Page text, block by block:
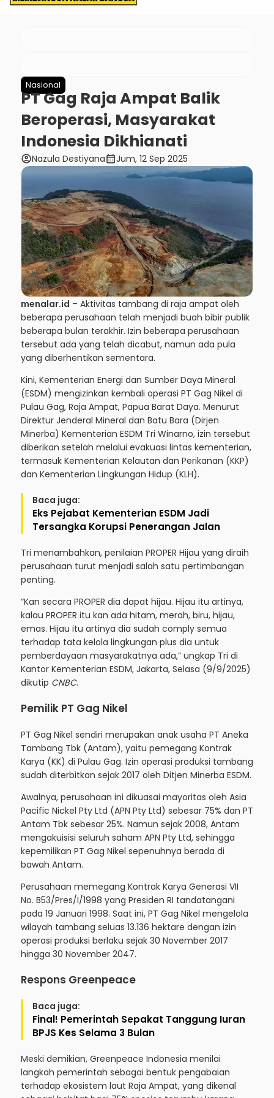
Nasional
PT Gag Raja Ampat Balik
Beroperasi, Masyarakat
Indonesia Dikhianati
account_circleNazula Destiyanacalendar_monthJum, 12 Sep 2025
menalar.id – Aktivitas tambang di raja ampat oleh
beberapa perusahaan telah menjadi buah bibir publik
beberapa bulan terakhir. Izin beberapa perusahaan
tersebut ada yang telah dicabut, namun ada pula
yang diberhentikan sementara.
Kini, Kementerian Energi dan Sumber Daya Mineral
(ESDM) mengizinkan kembali operasi PT Gag Nikel di
Pulau Gag, Raja Ampat, Papua Barat Daya. Menurut
Direktur Jenderal Mineral dan Batu Bara (Dirjen
Minerba) Kementerian ESDM Tri Winarno, izin tersebut
diberikan setelah melalui evakuasi lintas kementerian,
termasuk Kementerian Kelautan dan Perikanan (KKP)
dan Kementerian Lingkungan Hidup (KLH).
Baca juga:
Eks Pejabat Kementerian ESDM Jadi
Tersangka Korupsi Penerangan Jalan
Tri menambahkan, penilaian PROPER Hijau yang diraih
perusahaan turut menjadi salah satu pertimbangan
penting.
“Kan secara PROPER dia dapat hijau. Hijau itu artinya,
kalau PROPER itu kan ada hitam, merah, biru, hijau,
emas. Hijau itu artinya dia sudah comply semua
terhadap tata kelola lingkungan plus dia untuk
pemberdayaan masyarakatnya ada,” ungkap Tri di
Kantor Kementerian ESDM, Jakarta, Selasa (9/9/2025)
dikutip CNBC.
Pemilik PT Gag Nikel
PT Gag Nikel sendiri merupakan anak usaha PT Aneka
Tambang Tbk (Antam), yaitu pemegang Kontrak
Karya (KK) di Pulau Gag. Izin operasi produksi tambang
sudah diterbitkan sejak 2017 oleh Ditjen Minerba ESDM.
Awalnya, perusahaan ini dikuasai mayoritas oleh Asia
Pacific Nickel Pty Ltd (APN Pty Ltd) sebesar 75% dan PT
Antam Tbk sebesar 25%. Namun sejak 2008, Antam
mengakuisisi seluruh saham APN Pty Ltd, sehingga
kepemilikan PT Gag Nikel sepenuhnya berada di
bawah Antam.
Perusahaan memegang Kontrak Karya Generasi VII
No. B53/Pres/I/1998 yang Presiden RI tandatangani
pada 19 Januari 1998. Saat ini, PT Gag Nikel mengelola
wilayah tambang seluas 13.136 hektare dengan izin
operasi produksi berlaku sejak 30 November 2017
hingga 30 November 2047.
Respons Greenpeace
Baca juga:
Final! Pemerintah Sepakat Tanggung Iuran
BPJS Kes Selama 3 Bulan
Meski demikian, Greenpeace Indonesia menilai
langkah pemerintah sebagai bentuk pengabaian
terhadap ekosistem laut Raja Ampat, yang dikenal